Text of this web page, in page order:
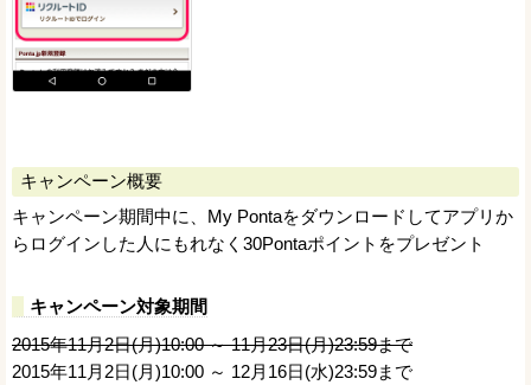
キャンペーン概要
キャンペーン期間中に、My Pontaをダウンロードしてアプリか
らログインした人にもれなく30Pontaポイントをプレゼント
キャンペーン対象期間
2015年11月2日(月)10:00 ～ 11月23日(月)23:59まで
2015年11月2日(月)10:00 ～ 12月16日(水)23:59まで